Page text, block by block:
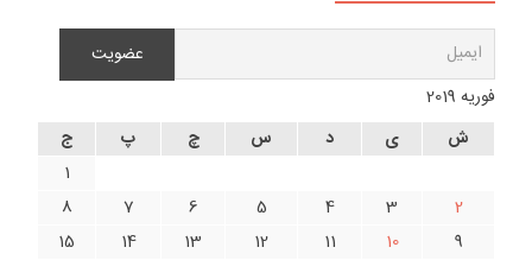
فوریه 2019
ش
ی د س چ پ
ج
1
2
3
4
5
6
7
8
9
10
11
12
13
14
15